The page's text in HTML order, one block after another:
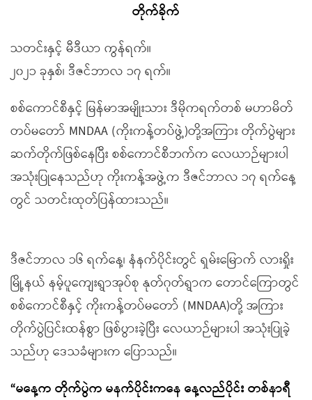
တိုက်ခိုက်
သတင်းနှင့် မီဒီယာ ကွန်ရက်။
၂၀၂၁ ခုနှစ်၊ ဒီဇင်ဘာလ ၁၇ ရက်။
စစ်ကောင်စီနှင့် မြန်မာအမျိုးသား ဒီမိုကရက်တစ် မဟာမိတ်
တပ်မတော် MNDAA (ကိုးကန့်တပ်ဖွဲ့)တို့အကြား တိုက်ပွဲများ
ဆက်တိုက်ဖြစ်နေပြီး စစ်ကောင်စီဘက်က လေယာဉ်များပါ
အသုံးပြုနေသည်ဟု ကိုးကန့်အဖွဲ့က ဒီဇင်ဘာလ ၁၇ ရက်နေ့
တွင် သတင်းထုတ်ပြန်ထားသည်။
ဒီဇင်ဘာလ ၁၆ ရက်နေ့၊ နံနက်ပိုင်းတွင် ရှမ်းမြောက် လားရှိုး
မြို့နယ် နမ့်ပူကျေးရွာအုပ်စု နုတ်ဂုတ်ရွာက တောင်ကြောတွင်
စစ်ကောင်စီနှင့် ကိုးကန့်တပ်မတော် (MNDAA)တို့ အကြား
တိုက်ပွဲပြင်းထန်စွာ ဖြစ်ပွားခဲ့ပြီး လေယာဉ်များပါ အသုံးပြုခဲ့
သည်ဟု ဒေသခံများက ပြောသည်။
“မနေ့က တိုက်ပွဲက မနက်ပိုင်းကနေ နေ့လည်ပိုင်း တစ်နာရီ